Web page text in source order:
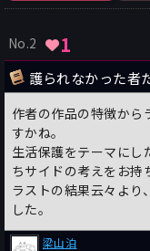
No.2 1
護られなかった者
作者の作品の特徴から
すかね。
生活保護をテーマにし
ちサイドの考えをお持
ラストの結果云々より
した。
梁山泊